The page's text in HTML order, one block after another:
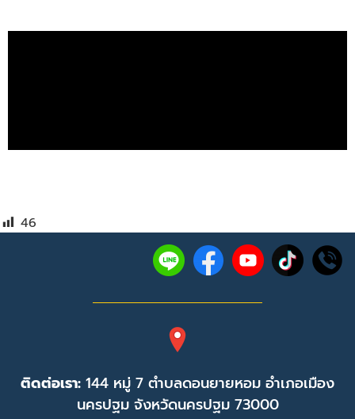
46
ติดต่อเรา: 144 หมู่ 7 ตำบลดอนยายหอม อำเภอเมือง
นครปฐม จังหวัดนครปฐม 73000